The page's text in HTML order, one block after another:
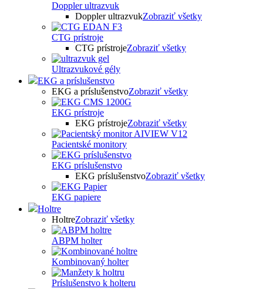
Doppler ultrazvuk
Doppler ultrazvukZobraziť všetky
CTG prístroje
CTG prístrojeZobraziť všetky
Ultrazvukové gély
EKG a príslušenstvo
EKG a príslušenstvoZobraziť všetky
EKG prístroje
EKG prístrojeZobraziť všetky
Pacientské monitory
EKG príslušenstvo
EKG príslušenstvoZobraziť všetky
EKG papiere
Holtre
HoltreZobraziť všetky
ABPM holter
Kombinovaný holter
Príslušenstvo k holteru